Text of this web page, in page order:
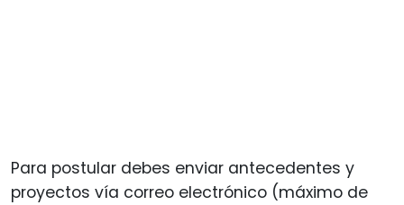
Para postular debes enviar antecedentes y
proyectos vía correo electrónico (máximo de